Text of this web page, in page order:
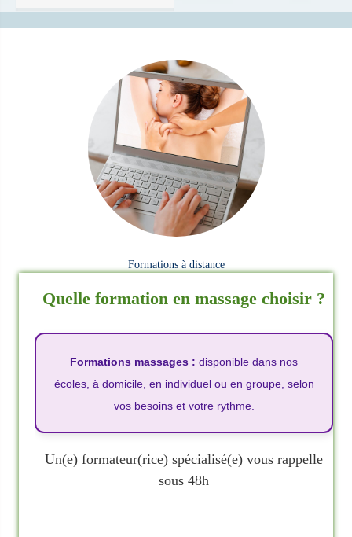
Formations à distance
Quelle formation en massage choisir ?
Formations massages : disponible dans nos
écoles, à domicile, en individuel ou en groupe, selon
vos besoins et votre rythme.
Un(e) formateur(rice) spécialisé(e) vous rappelle
sous 48h